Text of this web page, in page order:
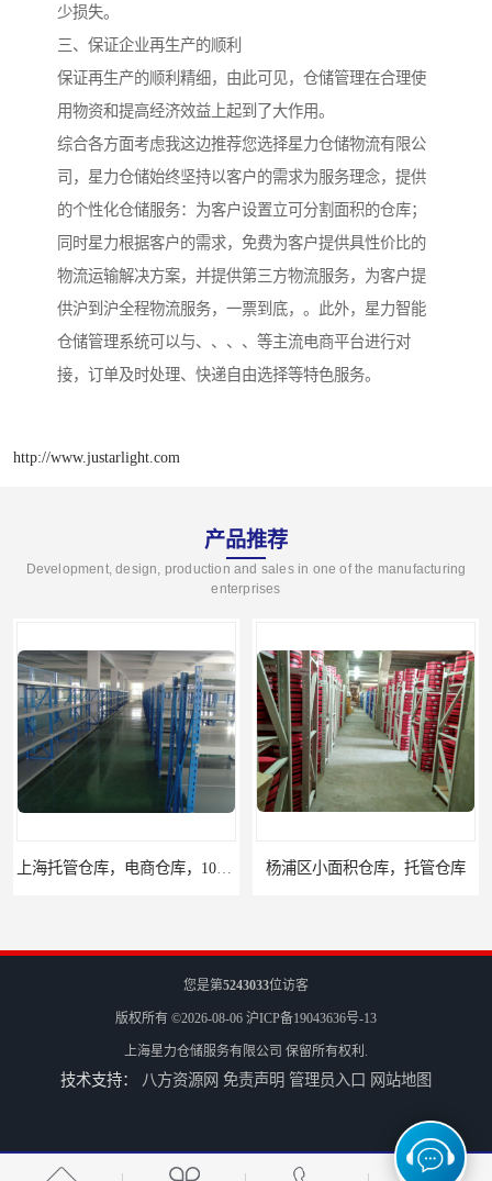
少损失。
三、保证企业再生产的顺利
保证再生产的顺利精细，由此可见，仓储管理在合理使
用物资和提高经济效益上起到了大作用。
综合各方面考虑我这边推荐您选择星力仓储物流有限公
司，星力仓储始终坚持以客户的需求为服务理念，提供
的个性化仓储服务：为客户设置立可分割面积的仓库；
同时星力根据客户的需求，免费为客户提供具性价比的
物流运输解决方案，并提供第三方物流服务，为客户提
供沪到沪全程物流服务，一票到底，。此外，星力智能
仓储管理系统可以与、、、、等主流电商平台进行对
接，订单及时处理、快递自由选择等特色服务。
http://www.justarlight.com
产品推荐
Development, design, production and sales in one of the manufacturing
enterprises
杨浦区小面积仓库，托管仓库
宝山区小面积托管仓库，电商仓库
您是第5243033位访客
版权所有 ©2026-08-06 沪ICP备19043636号-13
上海星力仓储服务有限公司 保留所有权利.
技术支持： 八方资源网 免责声明 管理员入口 网站地图